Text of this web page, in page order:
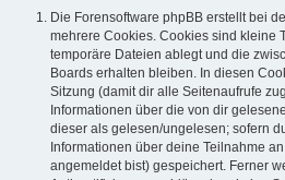
Die Forensoftware phpBB erstellt bei
mehrere Cookies. Cookies sind kleine
temporäre Dateien ablegt und die
Boards erhalten bleiben. In diesen
Sitzung (damit dir alle Seitenaufrufe
Informationen über die von dir
dieser als gelesen/ungelesen; sofern
Informationen über deine Teilnahme
angemeldet bist) gespeichert. Ferner